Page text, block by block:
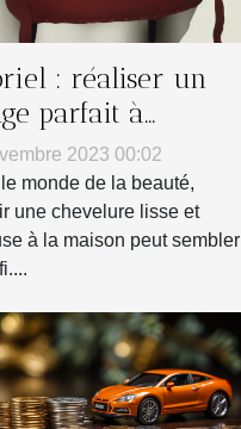
: réaliser un
parfait à
2023 00:02
monde de la beauté,
une chevelure lisse et
à la maison peut sembler